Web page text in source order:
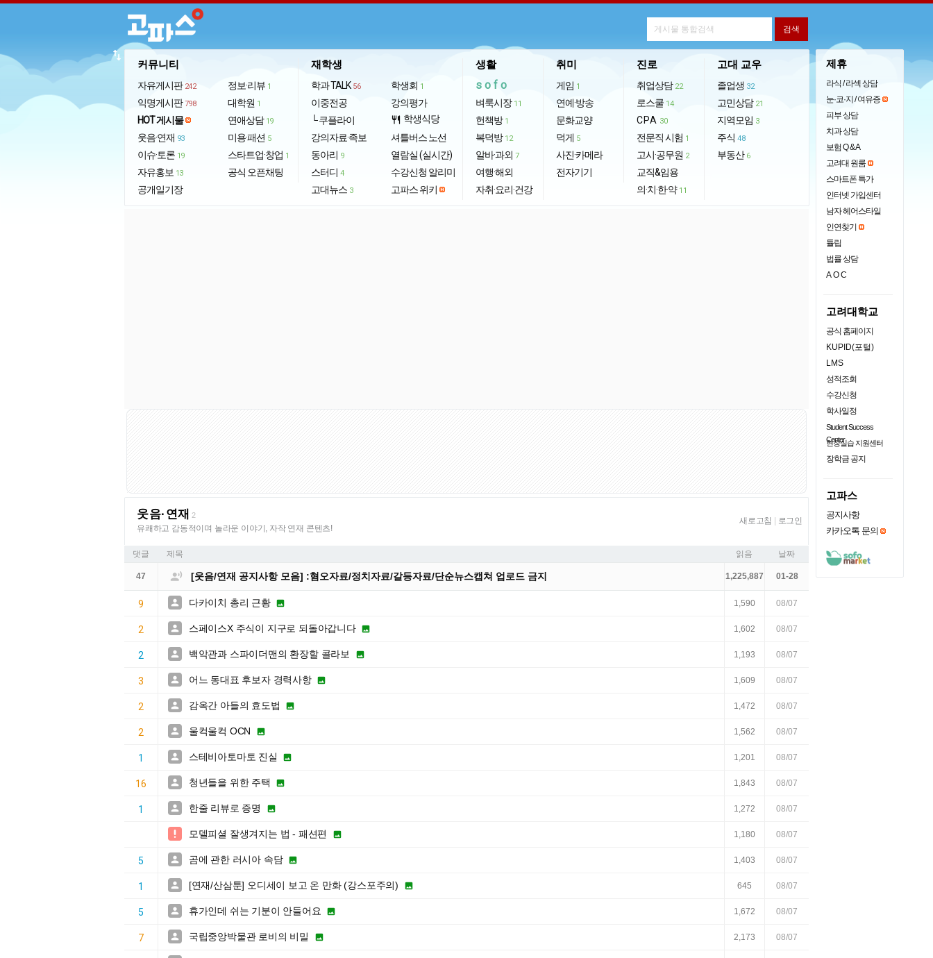
커뮤니티
자유게시판 242
익명게시판 798
HOT 게시물
웃음·연재 93
이슈·토론 19
자유홍보 13
공개일기장
정보·리뷰 1
대학원 1
연애상담 19
미용·패션 5
스타트업·창업 1
공식 오픈채팅
재학생
학과 TALK 56
이중전공
└ 쿠플라이
강의자료·족보
동아리 9
스터디 4
고대뉴스 3
학생회 1
강의평가
restaurant 학생식당
셔틀버스 노선
열람실 (실시간)
수강신청 알리미
고파스 위키
생활
sofo
벼룩시장 11
헌책방 1
복덕방 12
알바·과외 7
여행·해외
자취·요리·건강
취미
게임 1
연예·방송
문화교양
덕게 5
사진·카메라
전자기기
진로
취업상담 22
로스쿨 14
CPA 30
전문직 시험 1
고시·공무원 2
교직&임용
의·치·한·약 11
고대 교우
졸업생 32
고민상담 21
지역모임 3
주식 48
부동산 6
import_export
웃음·연재 2
유쾌하고 감동적이며 놀라운 이야기, 자작 연재 콘텐츠!
새로고침 로그인
댓글 제목 읽음 날짜
47  [웃음/연재 공지사항 모음] :혐오자료/정치자료/갈등자료/단순뉴스캡쳐 업로드 금지 1,225,887 01-28
9  다카이치 총리 근황  1,590 08/07
2  스페이스X 주식이 지구로 되돌아갑니다  1,602 08/07
2  백악관과 스파이더맨의 환장할 콜라보  1,193 08/07
3  어느 동대표 후보자 경력사항  1,609 08/07
2  감옥간 아들의 효도법  1,472 08/07
2  울컥울컥 OCN  1,562 08/07
1  스테비아토마토 진실  1,201 08/07
16  청년들을 위한 주택  1,843 08/07
1  한줄 리뷰로 증명  1,272 08/07
 모델피셜 잘생겨지는 법 - 패션편  1,180 08/07
5  곰에 관한 러시아 속담  1,403 08/07
1  [연재/산삼툰] 오디세이 보고 온 만화 (강스포주의)  645 08/07
5  휴가인데 쉬는 기분이 안들어요  1,672 08/07
7  국립중앙박물관 로비의 비밀  2,173 08/07
제휴
라식 / 라섹 상담
눈·코·지 / 여유증
피부 상담
치과 상담
보험 Q & A
고려대 원룸
스마트폰 특가
인터넷 가입센터
남자 헤어스타일
인연찾기
튤립
법률 상담
AOC
고려대학교
공식 홈페이지
KUPID(포털)
LMS
성적조회
수강신청
학사일정
Student Success
Center
현장실습 지원센터
장학금 공지
고파스
공지사항
카카오톡 문의